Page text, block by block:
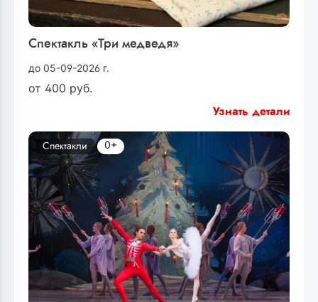
Спектакль «Три медведя»
до 05-09-2026 г.
от 400 руб.
Узнать детали
Спектакли 0+